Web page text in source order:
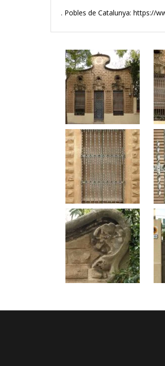
. Pobles de Catalunya: https://